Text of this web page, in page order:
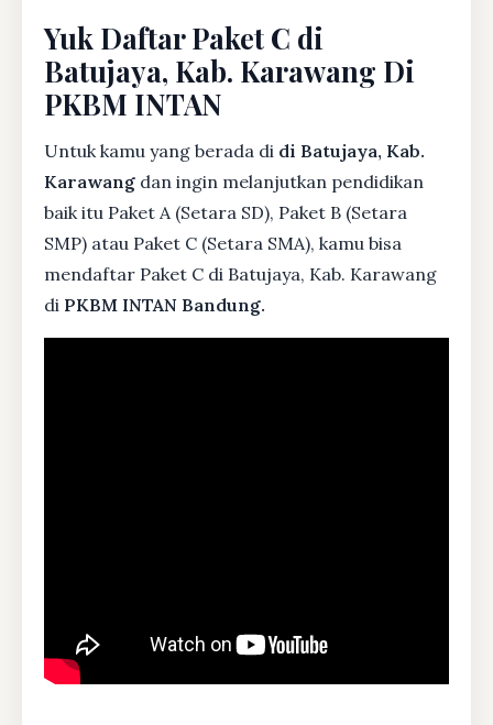
Yuk Daftar Paket C di
Batujaya, Kab. Karawang Di
PKBM INTAN
Untuk kamu yang berada di di Batujaya, Kab.
Karawang dan ingin melanjutkan pendidikan
baik itu Paket A (Setara SD), Paket B (Setara
SMP) atau Paket C (Setara SMA), kamu bisa
mendaftar Paket C di Batujaya, Kab. Karawang
di PKBM INTAN Bandung.